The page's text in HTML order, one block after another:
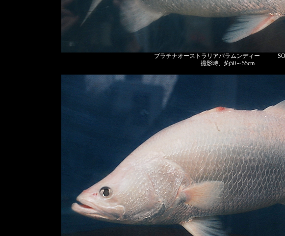
プラチナオーストラリアバラムンディー
撮影時、約50～55cm